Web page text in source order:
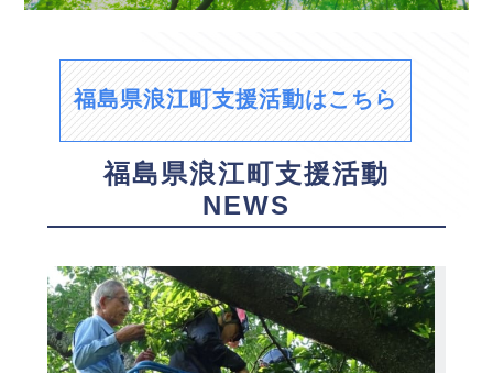
福島県浪江町支援活動はこちら
福島県浪江町支援活動
NEWS